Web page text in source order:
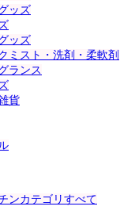
ッズ
ッズ
ミスト・洗剤・柔軟剤
ランス
貨
ンカテゴリすべて